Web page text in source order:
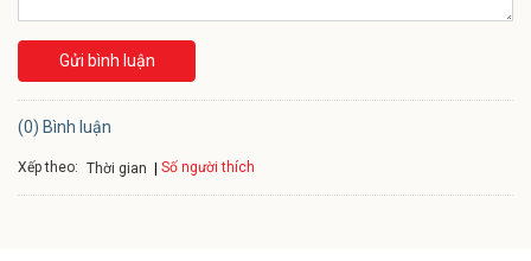
Gửi bình luận
(0) Bình luận
Xếp theo: Thời gian Số người thích